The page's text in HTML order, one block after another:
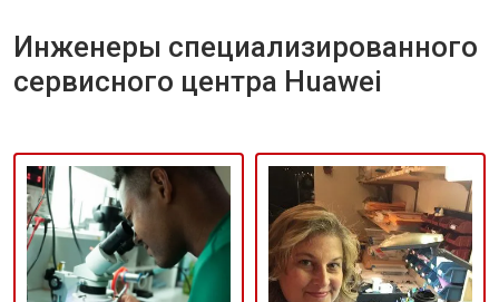
Инженеры специализированного
сервисного центра Huawei